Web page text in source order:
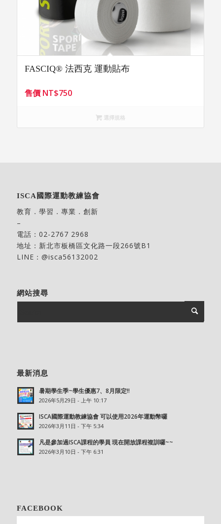
FASCIQ® 法西克 運動貼布
售價 NT$750
選擇規格
ISCA國際運動教練協會
教育．學習．專業．創新
–
電話： 02-2767 2968
地址： 新北市板橋區文化路一段266號B1
LINE：@isca56132002
網站搜尋
最新消息
暑期學生季~學生優惠7、8月限定!!
2026年5月29日 - 上午 10:17
ISCA國際運動教練協會 可以使用2026年運動幣囉
2026年3月11日 - 下午 5:34
凡是參加過ISCA課程的學員 現在開放課程複訓囉~~
2026年3月10日 - 下午 6:31
FACEBOOK